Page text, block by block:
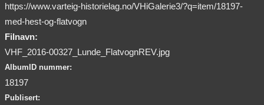
https://www.varteig-historielag.no/VHiGalerie3/?q=item/18197-
med-hest-og-flatvogn
Filnavn:
VHF_2016-00327_Lunde_FlatvognREV.jpg
AlbumID nummer:
18197
Publisert: